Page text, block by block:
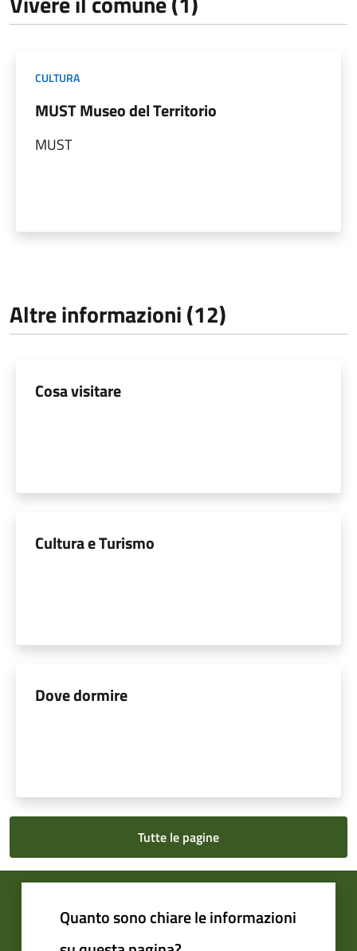
CULTURA
MUST Museo del Territorio
MUST
Altre informazioni (12)
Cosa visitare
Cultura e Turismo
Dove dormire
Tutte le pagine
Quanto sono chiare le informazioni